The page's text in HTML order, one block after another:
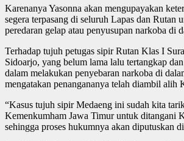
Karenanya Yasonna akan mengupayakan
segera terpasang di seluruh Lapas dan Rutan
peredaran gelap atau penyusupan narkoba di
Terhadap tujuh petugas sipir Rutan Klas I
Sidoarjo, yang belum lama lalu tertangkap
dalam melakukan penyebaran narkoba di
mengatakan penangananya telah diambil alih
“Kasus tujuh sipir Medaeng ini sudah kita
Kemenkumham Jawa Timur untuk ditangani
sehingga proses hukumnya akan diputuskan